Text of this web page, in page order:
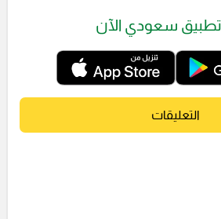
سعودي الآن
التعليقات